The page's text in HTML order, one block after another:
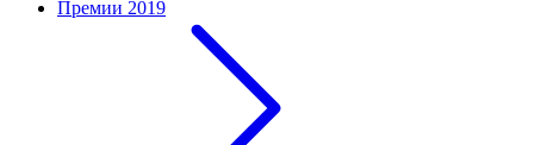
Премии 2019